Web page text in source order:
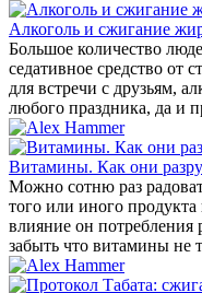
Алкоголь и сжигание
Большое количество
седативное средство от
для встречи с друзьям,
любого праздника, да и
Витамины. Как они
Можно сотню раз
того или иного
влияние он потребления
забыть что витамины не